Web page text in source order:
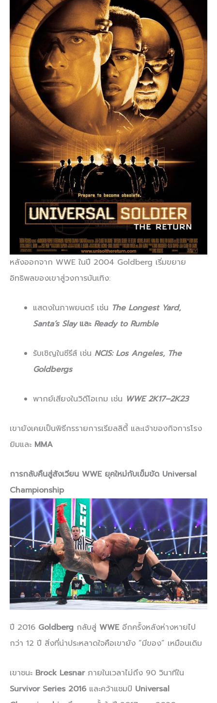
หลังออกจาก WWE ในปี 2004 Goldberg เริ่มขยาย
อิทธิพลของเขาสู่วงการบันเทิง:
แสดงในภาพยนตร์ เช่น The Longest Yard,
Santa’s Slayและ Ready to Rumble
รับเชิญในซีรีส์ เช่น NCIS: Los Angeles, The
Goldbergs
พากย์เสียงในวิดีโอเกม เช่น WWE 2K17–2K23
เขายังเคยเป็นพิธีกรรายการเรียลลิตี้ และเจ้าของกิจการโรง
ยิมและ MMA
การกลับคืนสู่สังเวียน WWE ยุคใหม่กับเข็มขัด Universal
Championship
ปี 2016 Goldberg กลับสู่ WWE อีกครั้งหลังห่างหายไป
กว่า 12 ปี สิ่งที่น่าประหลาดใจคือเขายัง “มีของ” เหมือนเดิม
เขาชนะ Brock Lesnarภายในเวลาไม่ถึง 90 วินาทีใน
Survivor Series 2016และคว้าแชมป์ Universal